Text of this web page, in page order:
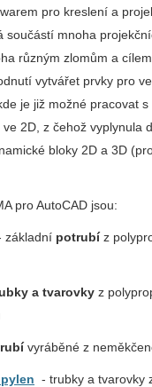
pro kreslení a
součástí mnoha
různým zlomům a
vytvářet prvky pro
je již možné pracovat
2D, z čehož vyplynula
bloky 2D a 3D
pro AutoCAD jsou:
základní potrubíz
a tvarovky z
vyráběné z
- trubky a tvarovky